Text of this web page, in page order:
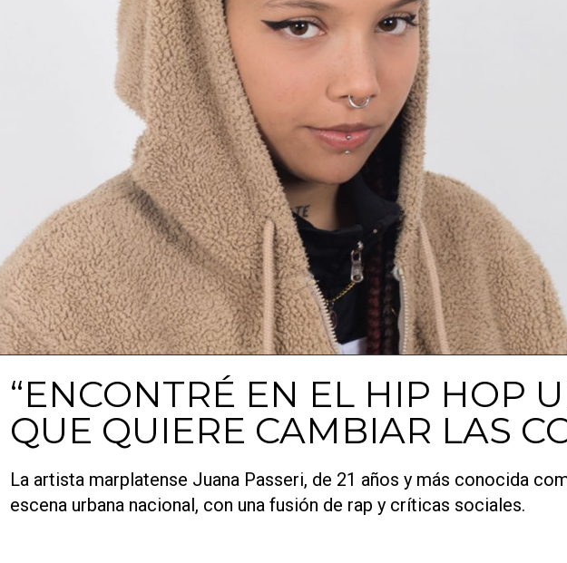
“ENCONTRÉ EN EL HIP HOP
QUE QUIERE CAMBIAR LAS
La artista marplatense Juana Passeri, de 21 años y más conocida
escena urbana nacional, con una fusión de rap y críticas sociales.